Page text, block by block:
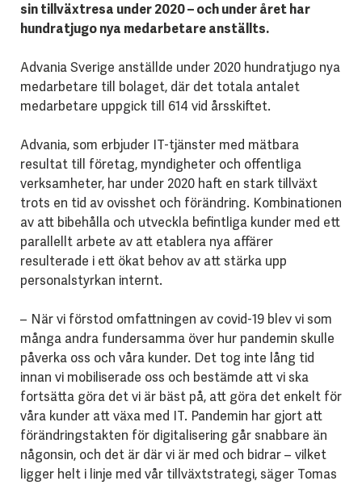
sin tillväxtresa under 2020 – och under året har
hundratjugo nya medarbetare anställts.
Advania Sverige anställde under 2020 hundratjugo nya
medarbetare till bolaget, där det totala antalet
medarbetare uppgick till 614 vid årsskiftet.
Advania, som erbjuder IT-tjänster med mätbara
resultat till företag, myndigheter och offentliga
verksamheter, har under 2020 haft en stark tillväxt
trots en tid av ovisshet och förändring. Kombinationen
av att bibehålla och utveckla befintliga kunder med ett
parallellt arbete av att etablera nya affärer
resulterade i ett ökat behov av att stärka upp
personalstyrkan internt.
– När vi förstod omfattningen av covid-19 blev vi som
många andra fundersamma över hur pandemin skulle
påverka oss och våra kunder. Det tog inte lång tid
innan vi mobiliserade oss och bestämde att vi ska
fortsätta göra det vi är bäst på, att göra det enkelt för
våra kunder att växa med IT. Pandemin har gjort att
förändringstakten för digitalisering går snabbare än
någonsin, och det är där vi är med och bidrar – vilket
ligger helt i linje med vår tillväxtstrategi, säger Tomas